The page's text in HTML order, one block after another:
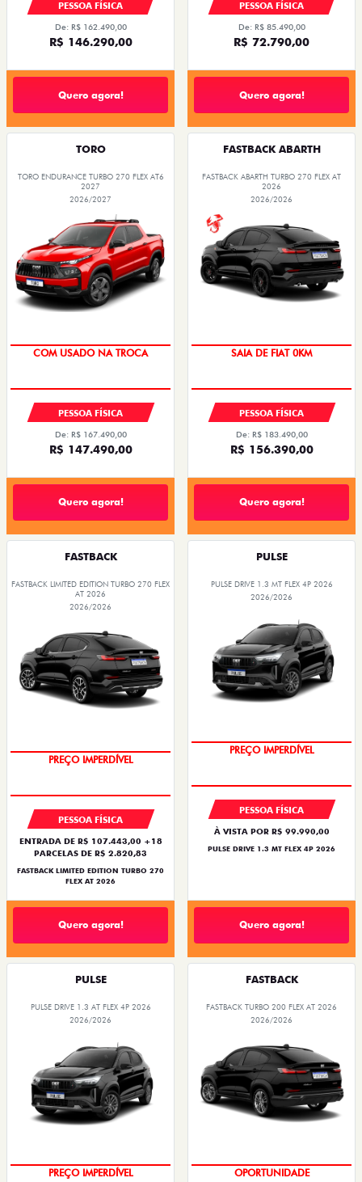
PESSOA FÍSICA
De: R$ 162.490,00
R$ 146.290,00
Quero agora!
PESSOA FÍSICA
De: R$ 85.490,00
R$ 72.790,00
Quero agora!
TORO
TORO ENDURANCE TURBO 270 FLEX AT6
2027
2026/2027
COM USADO NA TROCA
PESSOA FÍSICA
De: R$ 167.490,00
R$ 147.490,00
Quero agora!
FASTBACK ABARTH
FASTBACK ABARTH TURBO 270 FLEX AT
2026
2026/2026
SAIA DE FIAT 0KM
PESSOA FÍSICA
De: R$ 183.490,00
R$ 156.390,00
Quero agora!
FASTBACK
FASTBACK LIMITED EDITION TURBO 270 FLEX
AT 2026
2026/2026
PREÇO IMPERDÍVEL
PESSOA FÍSICA
ENTRADA DE R$ 107.443,00 +18
PARCELAS DE R$ 2.820,83
FASTBACK LIMITED EDITION TURBO 270
FLEX AT 2026
Quero agora!
PULSE
PULSE DRIVE 1.3 MT FLEX 4P 2026
2026/2026
PREÇO IMPERDÍVEL
PESSOA FÍSICA
À VISTA POR R$ 99.990,00
PULSE DRIVE 1.3 MT FLEX 4P 2026
Quero agora!
PULSE
PULSE DRIVE 1.3 AT FLEX 4P 2026
2026/2026
PREÇO IMPERDÍVEL
FASTBACK
FASTBACK TURBO 200 FLEX AT 2026
2026/2026
OPORTUNIDADE